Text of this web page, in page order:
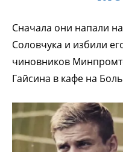
Сначала они напали
Соловчука и избили
чиновников
Гайсина в кафе на